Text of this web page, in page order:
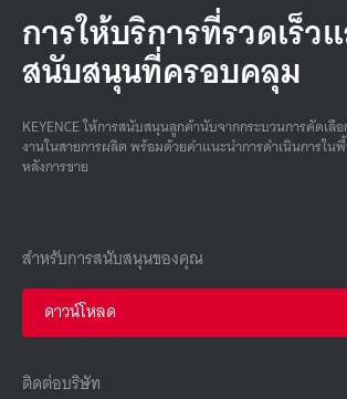
การให้บริการที่รวดเร็ว
สนับสนุนที่ครอบคลุม
KEYENCE ให้การสนับสนุนลูกค้านับจากกระบวนการคัดเลื
งานในสายการผลิต พร้อมด้วยคําแนะนําการดําเนินการใน
หลังการขาย
สำหรับการสนับสนุนของคุณ
ดาวน์โหลด
ติดต่อบริษัท